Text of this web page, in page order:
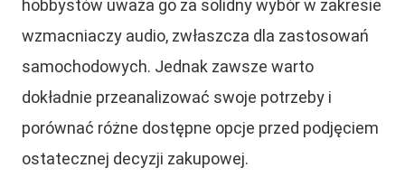
hobbystów uważa go za solidny wybór w zakresie
wzmacniaczy audio, zwłaszcza dla zastosowań
samochodowych. Jednak zawsze warto
dokładnie przeanalizować swoje potrzeby i
porównać różne dostępne opcje przed podjęciem
ostatecznej decyzji zakupowej.